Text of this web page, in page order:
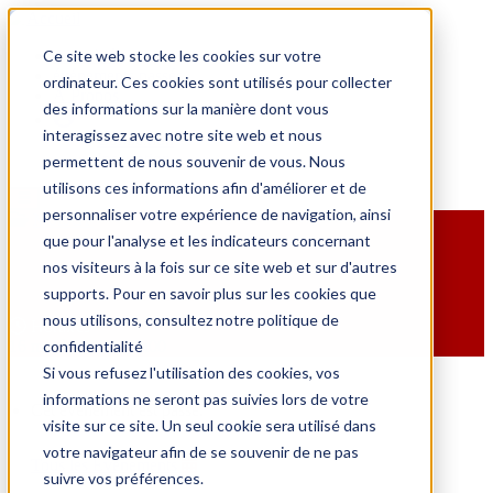
Ce site web stocke les cookies sur votre
ordinateur. Ces cookies sont utilisés pour collecter
des informations sur la manière dont vous
interagissez avec notre site web et nous
permettent de nous souvenir de vous. Nous
utilisons ces informations afin d'améliorer et de
personnaliser votre expérience de navigation, ainsi
que pour l'analyse et les indicateurs concernant
nos visiteurs à la fois sur ce site web et sur d'autres
supports. Pour en savoir plus sur les cookies que
nous utilisons, consultez notre politique de
confidentialité
Si vous refusez l'utilisation des cookies, vos
informations ne seront pas suivies lors de votre
visite sur ce site. Un seul cookie sera utilisé dans
votre navigateur afin de se souvenir de ne pas
suivre vos préférences.
Actualités
événements passés
Connexion
Inscription
Menu
MotoGP
MOTO GP BARCELONE
Horaires
16 mai à 9h00-19h00
Cet évènement est passé.
Tous les Évènements